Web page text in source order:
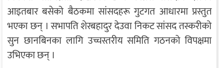
आइतबार बसेको बैठकमा सांसदहरू गुटगत आधारमा प्रस्तुत
भएका छन् । सभापति शेरबहादुर देउवा निकट सांसद तस्करीको
सुन छानबिनका लागि उच्चस्तरीय समिति गठनको विपक्षमा
उभिएका छन् ।